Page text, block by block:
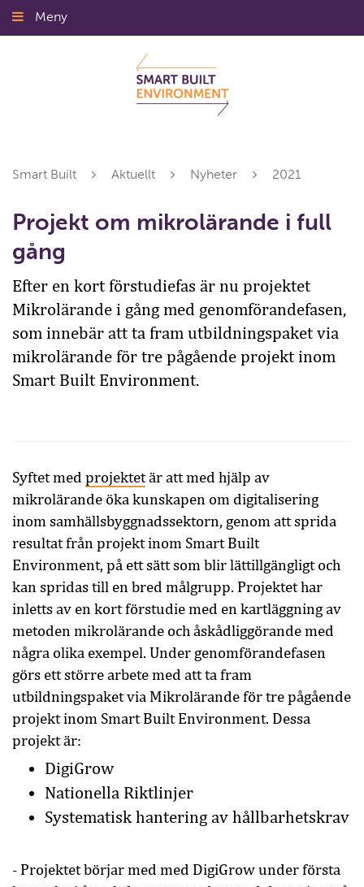
Gå
till
Meny
Smart Built Aktuellt Nyheter 2021
Projekt om mikrolärande i full
gång
Efter en kort förstudiefas är nu projektet
Mikrolärande i gång med genomförandefasen,
som innebär att ta fram utbildningspaket via
mikrolärande för tre pågående projekt inom
Smart Built Environment.
Syftet med projektetär att med hjälp av
mikrolärande öka kunskapen om digitalisering
inom samhällsbyggnadssektorn, genom att sprida
resultat från projekt inom Smart Built
Environment, på ett sätt som blir lättillgängligt och
kan spridas till en bred målgrupp. Projektet har
inletts av en kort förstudie med en kartläggning av
metoden mikrolärande och åskådliggörande med
några olika exempel. Under genomförandefasen
görs ett större arbete med att ta fram
utbildningspaket via Mikrolärande för tre pågående
projekt inom Smart Built Environment. Dessa
projekt är:
DigiGrow
Nationella Riktlinjer
Systematisk hantering av hållbarhetskrav
- Projektet börjar med med DigiGrow under första